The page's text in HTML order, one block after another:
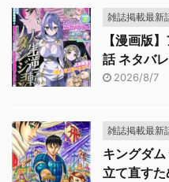
雑誌掲載最新
【漫画版
話 ネタバ
2026/8/7
雑誌掲載最新
キングダ
立て直すた